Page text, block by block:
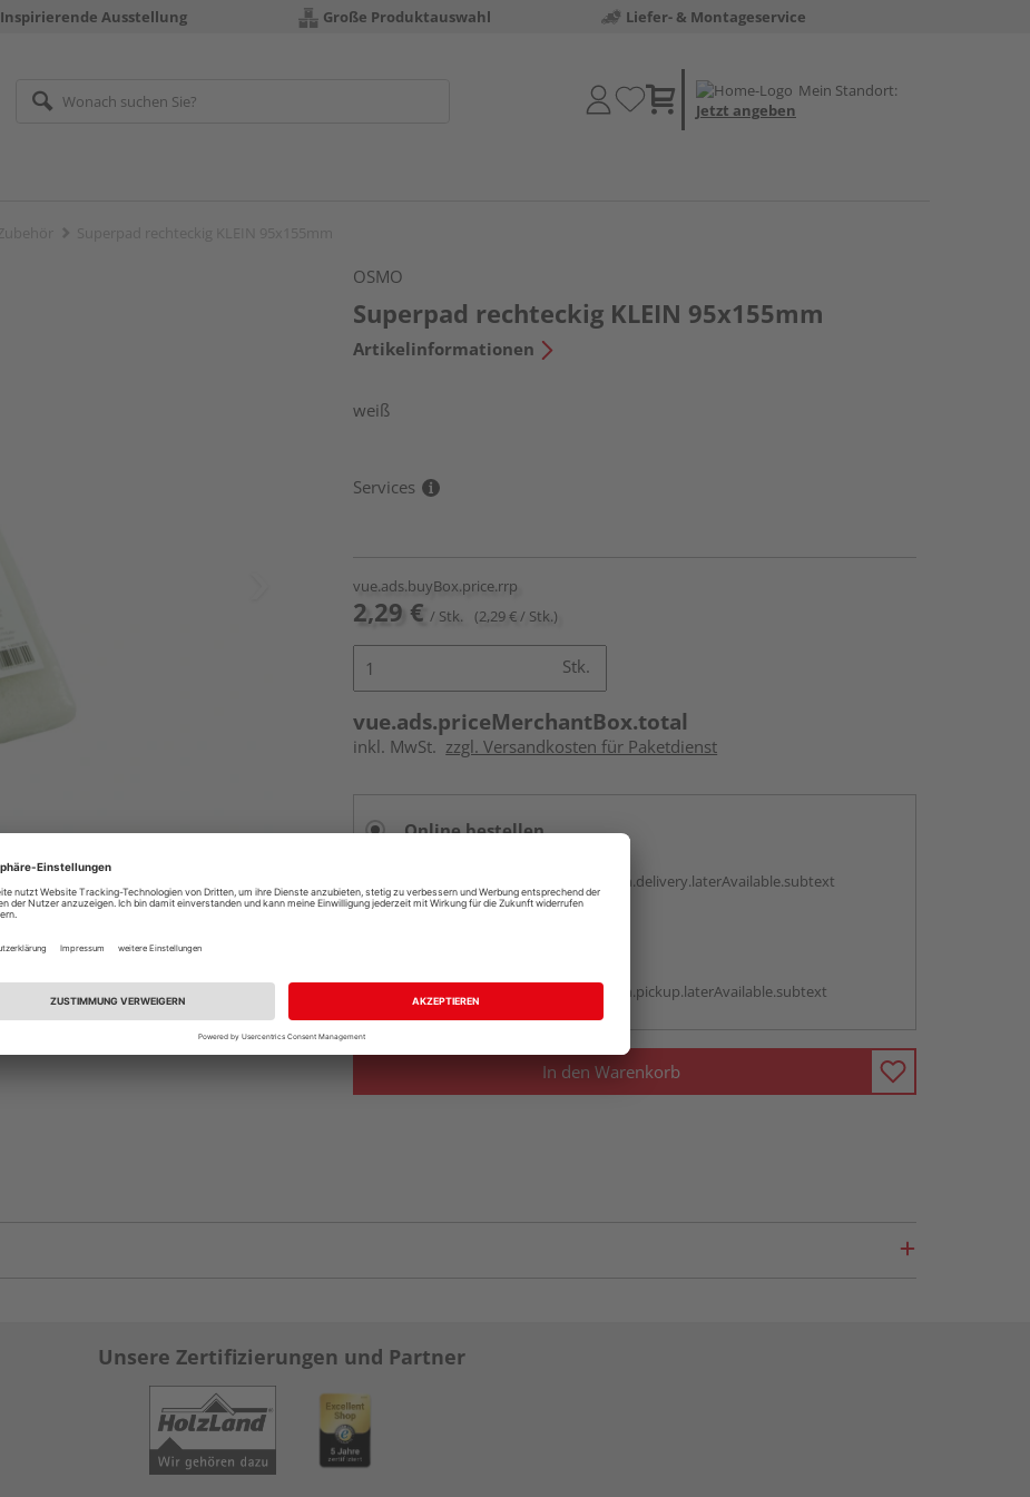
Inspirierende Ausstellung Große Produktauswahl Liefer- & Montageservice
Mein Standort:
Jetzt angeben
OSMO
Superpad rechteckig KLEIN 95x155mm
Artikelinformationen
weiß
Services
vue.ads.buyBox.price.rrp
2,29 € / Stk. (2,29 € / Stk.)
Stk.
vue.ads.priceMerchantBox.total
inkl. MwSt. zzgl. Versandkosten für Paketdienst
Online bestellen
vue.ads.priceMerchantBox.option.delivery.laterAvailable.subtext
vue.ads.priceMerchantBox.option.pickup.laterAvailable.subtext
In den Warenkorb
Unsere Zertifizierungen und Partner